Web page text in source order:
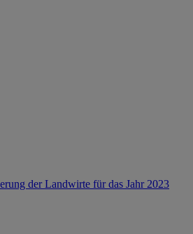
der Landwirte für das Jahr 2023